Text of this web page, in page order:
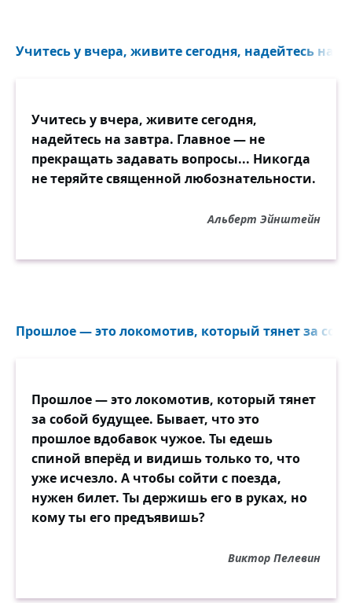
Учитесь у вчера, живите сегодня, надейтесь на
Учитесь у вчера, живите сегодня,
надейтесь на завтра. Главное — не
прекращать задавать вопросы... Никогда
не теряйте священной любознательности.
Альберт Эйнштейн
Прошлое — это локомотив, который тянет за
Прошлое — это локомотив, который тянет
за собой будущее. Бывает, что это
прошлое вдобавок чужое. Ты едешь
спиной вперёд и видишь только то, что
уже исчезло. А чтобы сойти с поезда,
нужен билет. Ты держишь его в руках, но
кому ты его предъявишь?
Виктор Пелевин